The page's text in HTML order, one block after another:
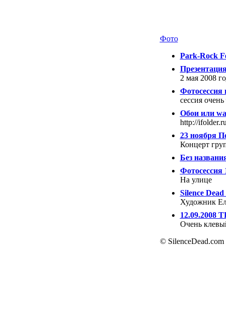
Фото
Park-Rock
2 мая 2008
Фотосессия
сессия
Обои или
http://
23 ноября
Концерт
Без
Фотосессия
На улице
Silence
Художник
12.09.2008
Очень
© SilenceDead.com